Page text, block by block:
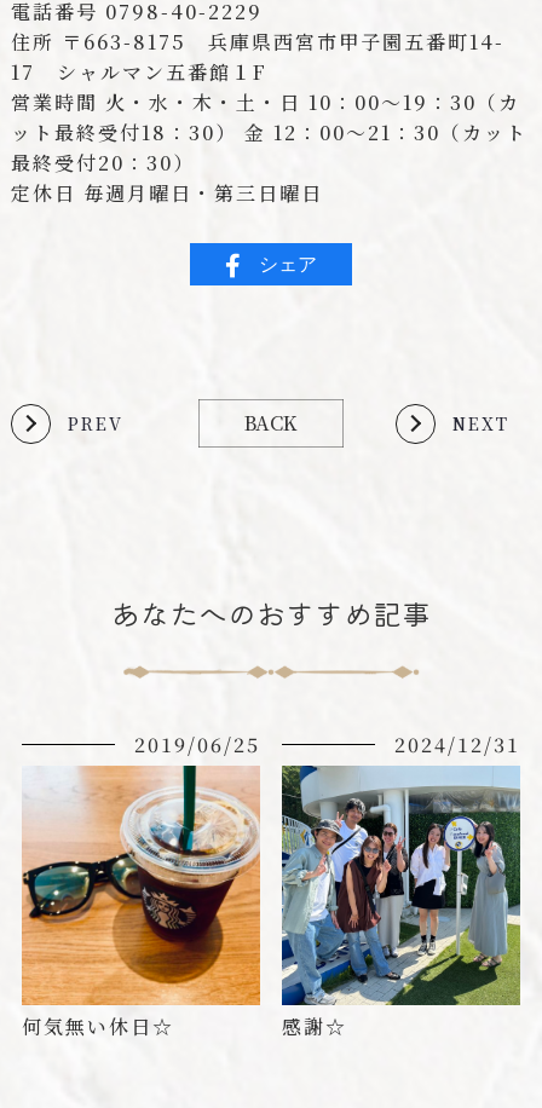
電話番号 0798-40-2229
住所 〒663-8175 兵庫県西宮市甲子園五番町14-
17 シャルマン五番館１F
営業時間 火・水・木・土・日 10：00〜19：30（カ
ット最終受付18：30） 金 12：00〜21：30（カット
最終受付20：30）
定休日 毎週月曜日・第三日曜日
シェア
PREV BACK NEXT
あなたへのおすすめ記事
2019/06/25
何気無い休日☆
2024/12/31
感謝☆